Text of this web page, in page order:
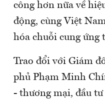
công hơn nữa về
động, cùng Việt
hóa chuỗi cung ứng
Trao đổi với Giám
phủ Phạm Minh
- thương mại, đầu